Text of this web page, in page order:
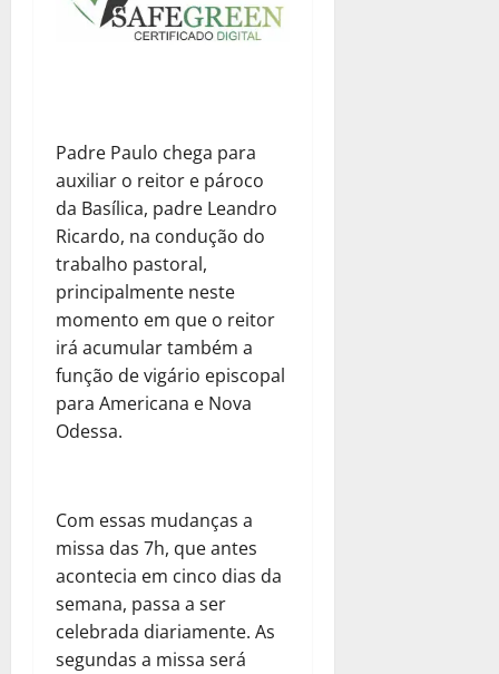
Padre Paulo chega para
auxiliar o reitor e pároco
da Basílica, padre Leandro
Ricardo, na condução do
trabalho pastoral,
principalmente neste
momento em que o reitor
irá acumular também a
função de vigário episcopal
para Americana e Nova
Odessa.
Com essas mudanças a
missa das 7h, que antes
acontecia em cinco dias da
semana, passa a ser
celebrada diariamente. As
segundas a missa será